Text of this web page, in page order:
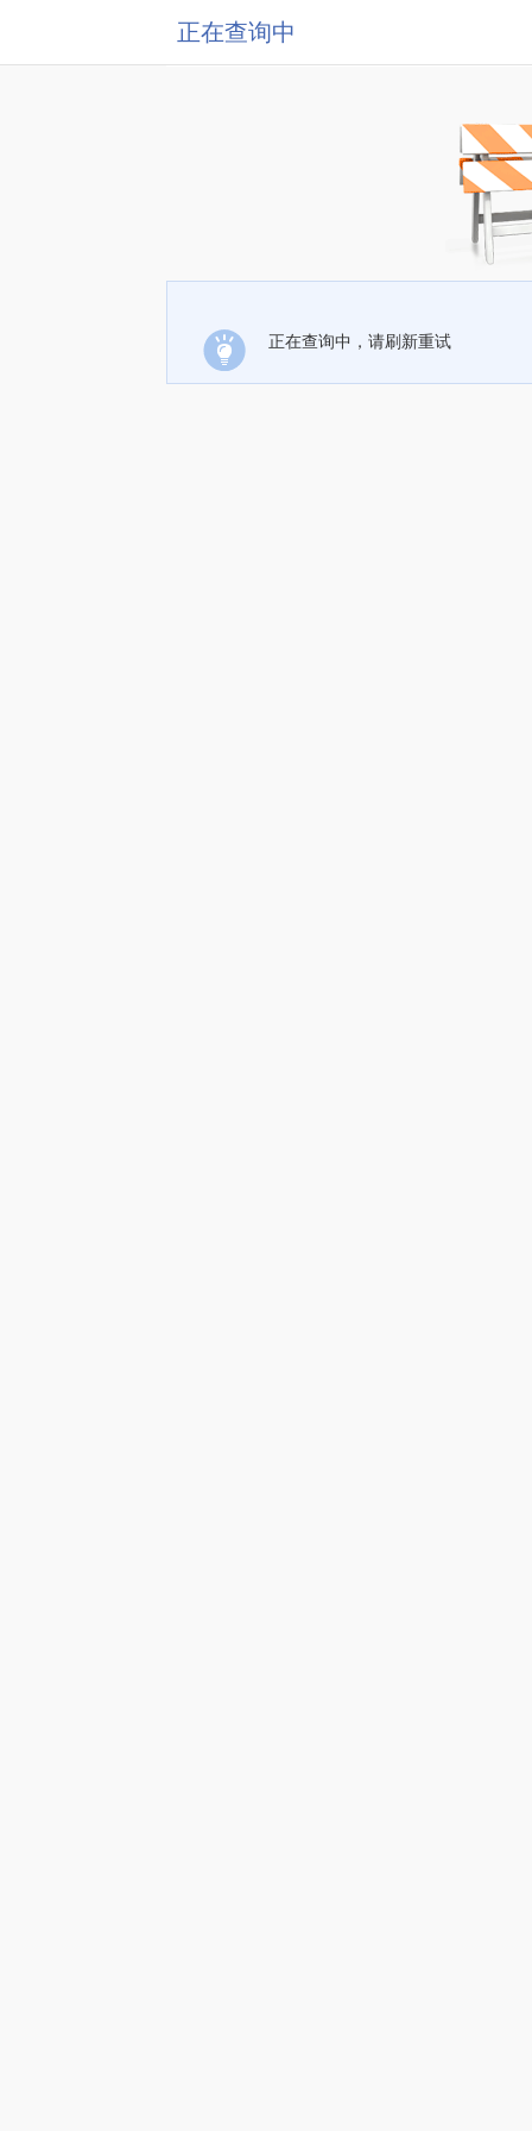
正在查询中
正在查询中，请刷新重试